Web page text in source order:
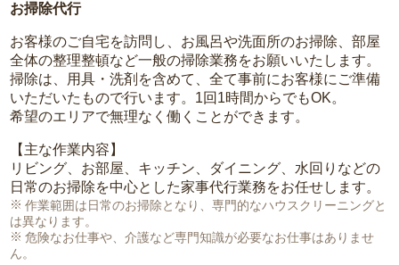
お掃除代行
お客様のご自宅を訪問し、お風呂や洗面所のお掃除、部屋
全体の整理整頓など一般の掃除業務をお願いいたします。
掃除は、用具・洗剤を含めて、全て事前にお客様にご準備
いただいたもので行います。1回1時間からでもOK。
希望のエリアで無理なく働くことができます。
【主な作業内容】
リビング、お部屋、キッチン、ダイニング、水回りなどの
日常のお掃除を中心とした家事代行業務をお任せします。
作業範囲は日常のお掃除となり、専門的なハウスクリーニングと
は異なります。
危険なお仕事や、介護など専門知識が必要なお仕事はありませ
ん。